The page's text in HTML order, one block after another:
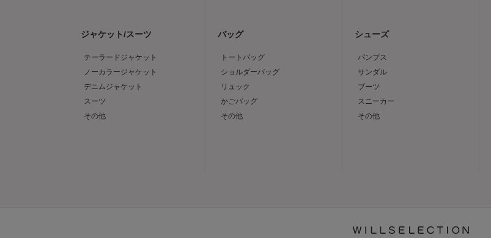
ジャケット/スーツ
テーラードジャケット
ノーカラージャケット
デニムジャケット
スーツ
その他
バッグ
トートバッグ
ショルダーバッグ
リュック
かごバッグ
その他
シューズ
パンプス
サンダル
ブーツ
スニーカー
その他